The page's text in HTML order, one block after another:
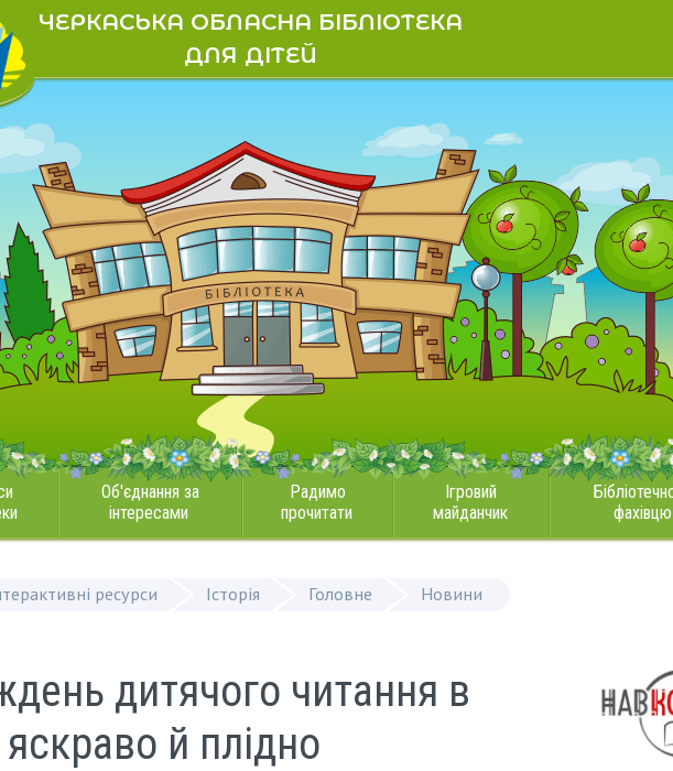
ЧЕРКАСЬКА ОБЛАСНА БІБЛІОТЕКА
ДЛЯ ДІТЕЙ
Об'єднання за
інтересами
Радимо
прочитати
Ігровий
майданчик
фахівцю
ресурси Історія Головне Новини
дитячого читання в
й плідно